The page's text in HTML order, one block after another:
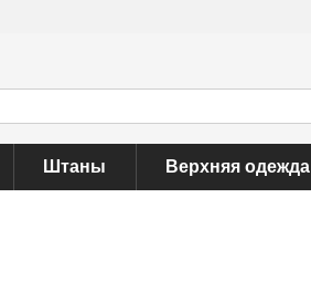
Штаны Верхняя одежда